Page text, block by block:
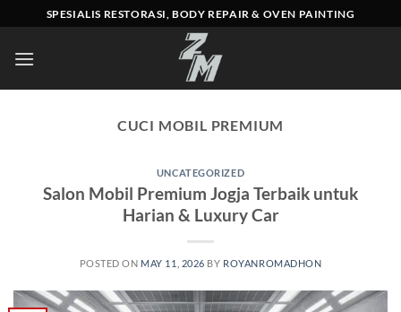
to
content
SPESIALIS RESTORASI, BODY REPAIR & OVEN PAINTING
CUCI MOBIL PREMIUM
UNCATEGORIZED
Salon Mobil Premium Jogja Terbaik untuk
Harian & Luxury Car
POSTED ON MAY 11, 2026 BY ROYANROMADHON